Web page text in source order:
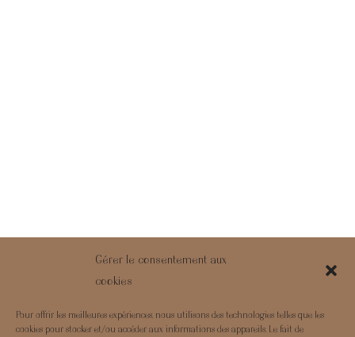
Gérer le consentement aux
cookies
Pour offrir les meilleures expériences, nous utilisons des technologies telles que les
cookies pour stocker et/ou accéder aux informations des appareils. Le fait de